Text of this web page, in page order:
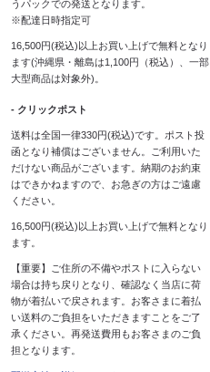
うパックでの発送となります。
※配達日時指定可
16,500円(税込)以上お買い上げで無料となり
ます(沖縄県・離島は1,100円（税込）、一部
大型商品は対象外)。
- クリックポスト
送料は全国一律330円(税込)です。ポスト投
函となり補償はございません。ご利用いた
だけない商品がございます。納期のお約束
はできかねますので、お急ぎの方はご遠慮
ください。
16,500円(税込)以上お買い上げで無料となり
ます。
【重要】ご住所の不備やポストに入らない
場合は持ち戻りとなり、確認なく当店に荷
物が着払いで戻されます。お客さまに着払
い送料のご負担をいただきますことをご了
承ください。再発送費用もお客さまのご負
担となります。